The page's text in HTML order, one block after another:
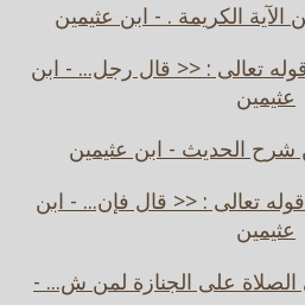
الآية الكريمة . - ابن عثيمين
تعالى : << قال رجل... - ابن
عثيمين
شرح الحديث - ابن عثيمين
تعالى : << قال فإن... - ابن
عثيمين
على الجنازة لمن ش... -